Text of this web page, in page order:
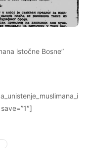
istočne Bosne”